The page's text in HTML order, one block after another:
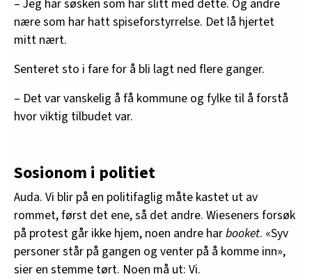
– Jeg har søsken som har slitt med dette. Og andre
nære som har hatt spiseforstyrrelse. Det lå hjertet
mitt nært.
Senteret sto i fare for å bli lagt ned flere ganger.
– Det var vanskelig å få kommune og fylke til å forstå
hvor viktig tilbudet var.
Sosionom i politiet
Auda. Vi blir på en politifaglig måte kastet ut av
rommet, først det ene, så det andre. Wieseners forsøk
på protest går ikke hjem, noen andre harbooket. «Syv
personer står på gangen og venter på å komme inn»,
sier en stemme tørt. Noen må ut: Vi.